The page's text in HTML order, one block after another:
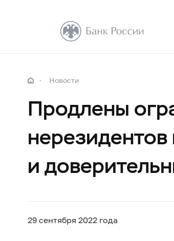
Новости
Продлены
и
29 сентября 2022 года